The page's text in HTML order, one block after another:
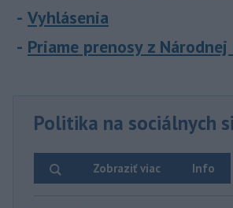
Vyhlásenia
Priame prenosy z Národnej
Politika na sociálnych
Info
Zobraziť viac